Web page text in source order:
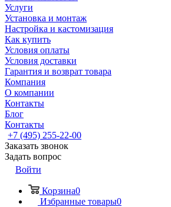
Услуги
Установка и монтаж
Настройка и кастомизация
Как купить
Условия оплаты
Условия доставки
Гарантия и возврат товара
Компания
О компании
Контакты
Блог
Контакты
+7 (495) 255-22-00
Заказать звонок
Задать вопрос
Войти
Корзина0
Избранные товары0